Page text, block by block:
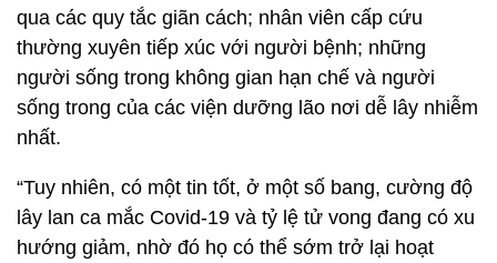
qua các quy tắc giãn cách; nhân viên cấp cứu
thường xuyên tiếp xúc với người bệnh; những
người sống trong không gian hạn chế và người
sống trong của các viện dưỡng lão nơi dễ lây nhiễm
nhất.
“Tuy nhiên, có một tin tốt, ở một số bang, cường độ
lây lan ca mắc Covid-19 và tỷ lệ tử vong đang có xu
hướng giảm, nhờ đó họ có thể sớm trở lại hoạt